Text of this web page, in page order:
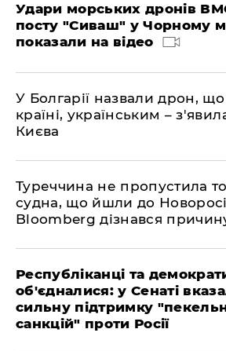
Удари морських дронів
посту "Сиваш" у Чорному
показали на відео
У Болгарії назвали дрон,
країні, українським –
Києва
Туреччина не пропустила
судна, що йшли до
Bloomberg дізнався
Республіканці та
об'єдналися: у Сенаті
сильну підтримку
санкцій" проти Росії